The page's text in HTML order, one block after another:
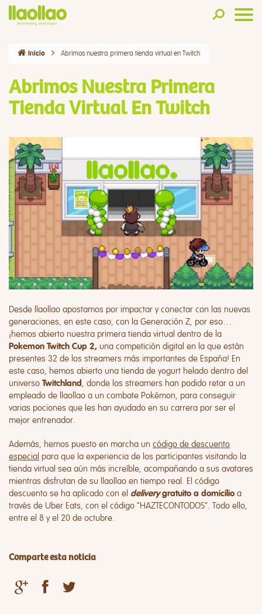
Inicio Abrimos nuestra primera tienda virtual en Twitch
Abrimos Nuestra Primera
Tienda Virtual En Twitch
Desde llaollao apostamos por impactar y conectar con las nuevas
generaciones, en este caso, con la Generación Z, por eso…
¡hemos abierto nuestra primera tienda virtual dentro de la
Pokemon Twitch Cup 2, una competición digital en la que están
presentes 32 de los streamers más importantes de España! En
este caso, hemos abierto una tienda de yogurt helado dentro del
universo Twitchland, donde los streamers han podido retar a un
empleado de llaollao a un combate Pokémon, para conseguir
varias pociones que les han ayudado en su carrera por ser el
mejor entrenador.
Además, hemos puesto en marcha un código de descuento
especial para que la experiencia de los participantes visitando la
tienda virtual sea aún más increíble, acompañando a sus avatares
mientras disfrutan de su llaollao en tiempo real. El código
descuento se ha aplicado con el deliverygratuito a domicilio a
través de Uber Eats, con el código “HAZTECONTODOS”. Todo ello,
entre el 8 y el 20 de octubre.
Comparte esta noticia